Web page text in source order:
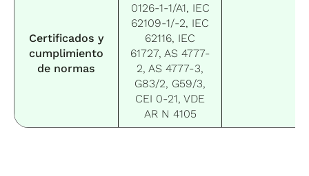
Certificados y
cumplimiento
de normas
0126-1-1/A1, IEC
62109-1/-2, IEC
62116, IEC
61727, AS 4777-
2, AS 4777-3,
G83/2, G59/3,
CEI 0-21, VDE
AR N 4105